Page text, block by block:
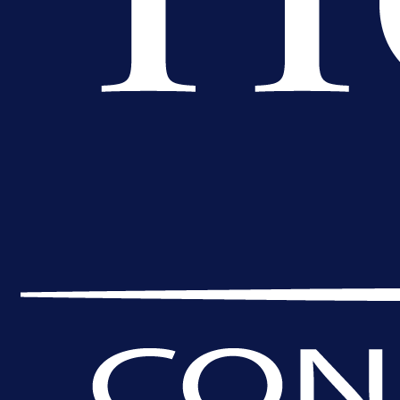
A Selekcija
Da li je selektor zadovoljan: Evo